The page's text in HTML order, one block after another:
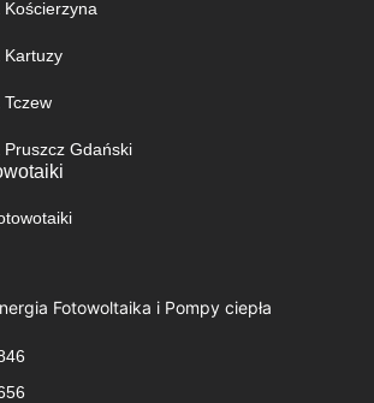
Kartuzy
Pruszcz Gdański
Fotowoltaika i Pompy ciepła